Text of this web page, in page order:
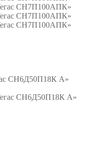
СН6Д50П18К А»